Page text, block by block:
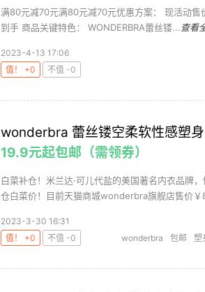
满80元减70元满80元减70元优惠方案： 现活动
到手 商品关键特色： WONDERBRA蕾丝镂... 查看
2023-4-13 17:06
值！ +0
不值 -0
wonderbra 蕾丝镂空柔软性感塑
19.9元起包邮（需领券）
白菜补仓！米兰达·可儿代盐的美国著名内衣品牌
仓白菜价！目前天猫商城wonderbra旗舰店售价
2023-3-30 16:31
值！ +0
不值 -0 wonderbra 包邮 塑